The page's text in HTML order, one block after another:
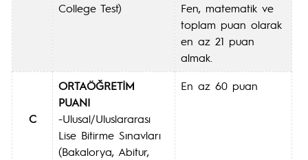
College Test)
Fen, matematik ve
toplam puan olarak
en az 21 puan
almak.
C
ORTAÖĞRETİM
PUANI
-Ulusal/Uluslararası
Lise Bitirme Sınavları
(Bakalorya, Abitur,
En az 60 puan